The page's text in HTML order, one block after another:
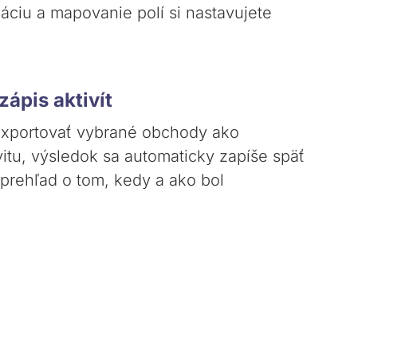
a mapovanie polí si nastavujete
aktivít
vybrané obchody ako
výsledok sa automaticky zapíše späť
o tom, kedy a ako bol